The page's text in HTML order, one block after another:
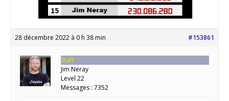
28 décembre 2022 à 0 h 38 min #153861
Staff
Jim Neray
Level 22
Messages : 7352